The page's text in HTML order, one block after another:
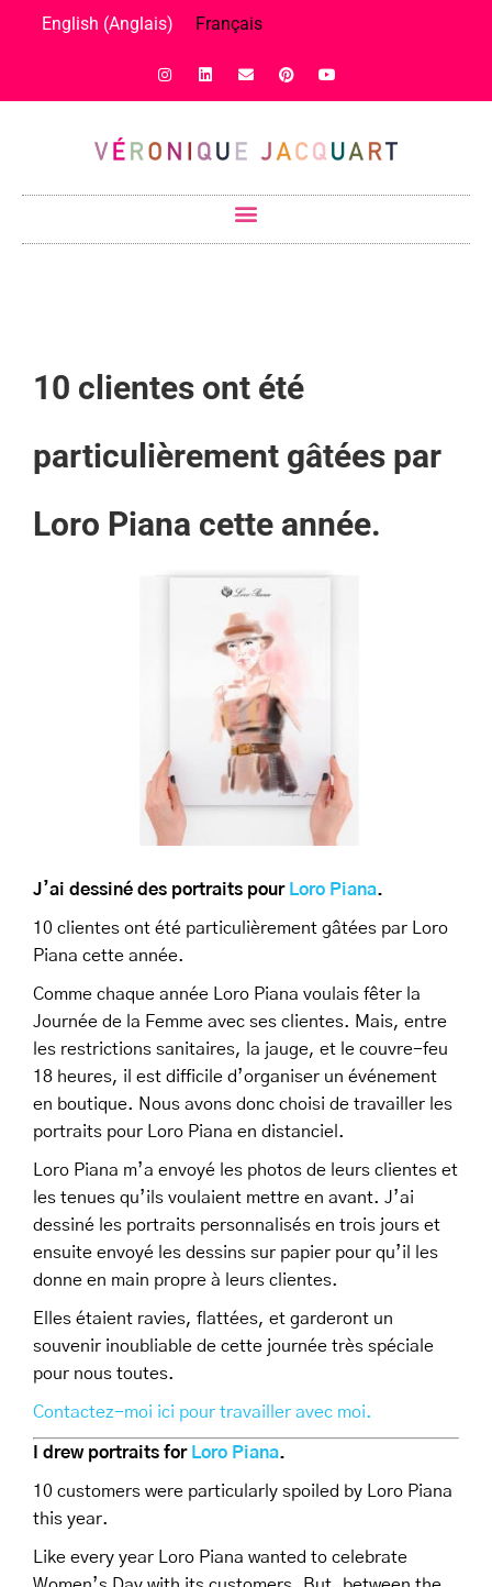
English (Anglais) Français
10 clientes ont été
particulièrement gâtées par
Loro Piana cette année.
J’ai dessiné des portraits pour Loro Piana.
10 clientes ont été particulièrement gâtées par Loro
Piana cette année.
Comme chaque année Loro Piana voulais fêter la
Journée de la Femme avec ses clientes. Mais, entre
les restrictions sanitaires, la jauge, et le couvre-feu
18 heures, il est difficile d’organiser un événement
en boutique. Nous avons donc choisi de travailler les
portraits pour Loro Piana en distanciel.
Loro Piana m’a envoyé les photos de leurs clientes et
les tenues qu’ils voulaient mettre en avant. J’ai
dessiné les portraits personnalisés en trois jours et
ensuite envoyé les dessins sur papier pour qu’il les
donne en main propre à leurs clientes.
Elles étaient ravies, flattées, et garderont un
souvenir inoubliable de cette journée très spéciale
pour nous toutes.
Contactez-moi ici pour travailler avec moi.
I drew portraits for Loro Piana.
10 customers were particularly spoiled by Loro Piana
this year.
Like every year Loro Piana wanted to celebrate